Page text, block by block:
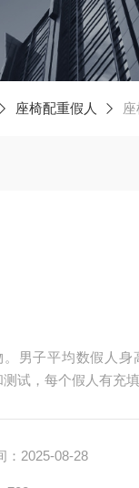
座椅配重假人
男子平均数假人身
试，每个假人有充
：2025-08-28